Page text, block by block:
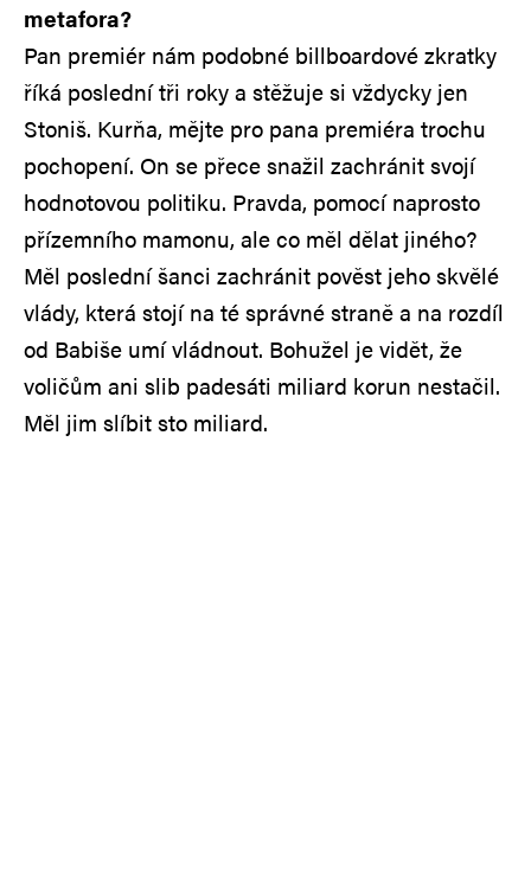
metafora?
Pan premiér nám podobné billboardové zkratky
říká poslední tři roky a stěžuje si vždycky jen
Stoniš. Kurňa, mějte pro pana premiéra trochu
pochopení. On se přece snažil zachránit svojí
hodnotovou politiku. Pravda, pomocí naprosto
přízemního mamonu, ale co měl dělat jiného?
Měl poslední šanci zachránit pověst jeho skvělé
vlády, která stojí na té správné straně a na rozdíl
od Babiše umí vládnout. Bohužel je vidět, že
voličům ani slib padesáti miliard korun nestačil.
Měl jim slíbit sto miliard.